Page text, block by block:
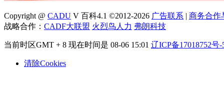
Copyright @ CADU V 百科4.1 ©2012-2026 广告联系 | 商务合作
战略合作： CADF大联盟 火烈鸟人力 弗朗科技
当前时区GMT + 8 现在时间是 08-06 15:01 辽ICP备17018752号-
清除Cookies